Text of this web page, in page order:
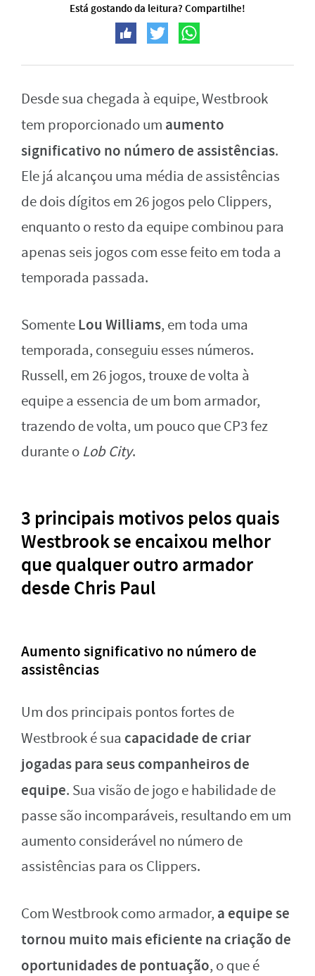
Está gostando da leitura? Compartilhe!
Desde sua chegada à equipe, Westbrook
tem proporcionado um aumento
significativo no número de assistências.
Ele já alcançou uma média de assistências
de dois dígitos em 26 jogos pelo Clippers,
enquanto o resto da equipe combinou para
apenas seis jogos com esse feito em toda a
temporada passada.
SomenteLou Williams, em toda uma
temporada, conseguiu esses números.
Russell, em 26 jogos, trouxe de volta à
equipe a essencia de um bom armador,
trazendo de volta, um pouco que CP3 fez
durante o Lob City.
3 principais motivos pelos quais
Westbrook se encaixou melhor
que qualquer outro armador
desde Chris Paul
Aumento significativo no número de
assistências
Um dos principais pontos fortes de
Westbrook é sua capacidade de criar
jogadas para seus companheiros de
equipe. Sua visão de jogo e habilidade de
passe são incomparáveis, resultando em um
aumento considerável no número de
assistências para os Clippers.
Com Westbrook como armador, a equipe se
tornou muito mais eficiente na criação de
oportunidades de pontuação, o que é